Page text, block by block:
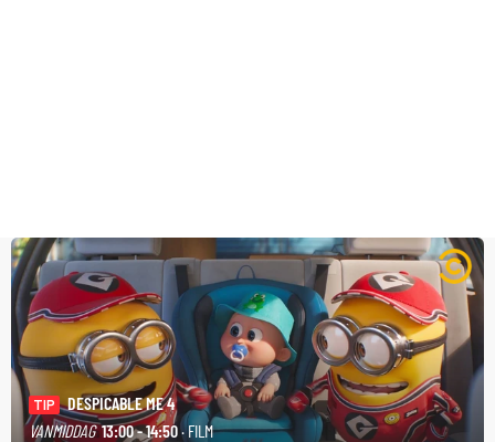
TIP
DESPICABLE ME 4
VANMIDDAG 13:00 - 14:50· FILM